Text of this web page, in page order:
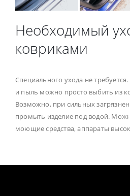
Необходимый
ковриками
Специального ухода не
и пыль можно просто выбить из
Возможно, при сильных
промыть изделие под водой.
моющие средства, аппараты